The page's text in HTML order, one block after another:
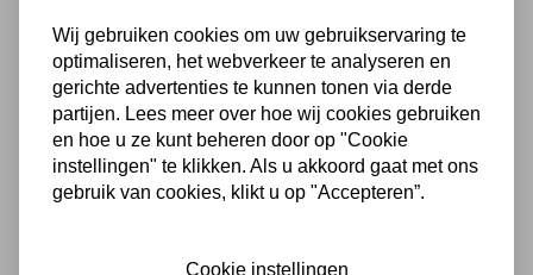
549,00 excl. BTW
MASTER VENTILATOR DF 30
P 760MM
Niet uit voorraad leverbaar
833,09
Wij gebruiken cookies om uw gebruikservaring te
optimaliseren, het webverkeer te analyseren en
gerichte advertenties te kunnen tonen via derde
partijen. Lees meer over hoe wij cookies gebruiken
en hoe u ze kunt beheren door op "Cookie
instellingen" te klikken. Als u akkoord gaat met ons
gebruik van cookies, klikt u op "Accepteren”.
Cookie instellingen